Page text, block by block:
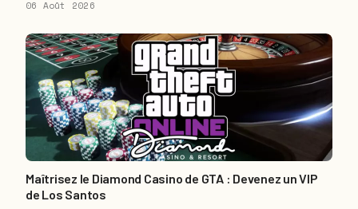
06 Août 2026
Maîtrisez le Diamond Casino de GTA : Devenez un VIP
de Los Santos